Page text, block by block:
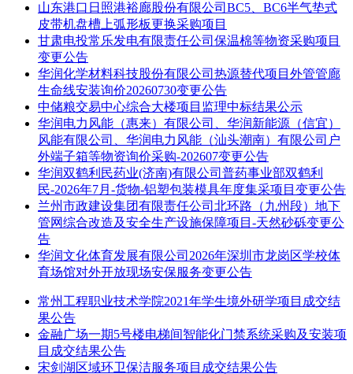
山东港口日照港裕廊股份有限公司BC5、BC6半气垫式
皮带机盘槽上弧形板更换采购项目
甘肃电投常乐发电有限责任公司保温棉等物资采购项目
变更公告
华润化学材料科技股份有限公司热源替代项目外管管廊
生命线安装询价20260730变更公告
中储粮交易中心综合大楼项目监理中标结果公示
华润电力风能（惠来）有限公司、华润新能源（信宜）
风能有限公司、华润电力风能（汕头潮南）有限公司户
外端子箱等物资询价采购-202607变更公告
华润双鹤利民药业(济南)有限公司普药事业部双鹤利
民-2026年7月-货物-铝塑包装模具年度集采项目变更公告
兰州市政建设集团有限责任公司北环路（九州段）地下
管网综合改造及安全生产设施保障项目-天然砂砾变更公
告
华润文化体育发展有限公司2026年深圳市龙岗区学校体
育场馆对外开放现场安保服务变更公告
常州工程职业技术学院2021年学生境外研学项目成交结
果公告
金融广场一期5号楼电梯间智能化门禁系统采购及安装项
目成交结果公告
宋剑湖区域环卫保洁服务项目成交结果公告